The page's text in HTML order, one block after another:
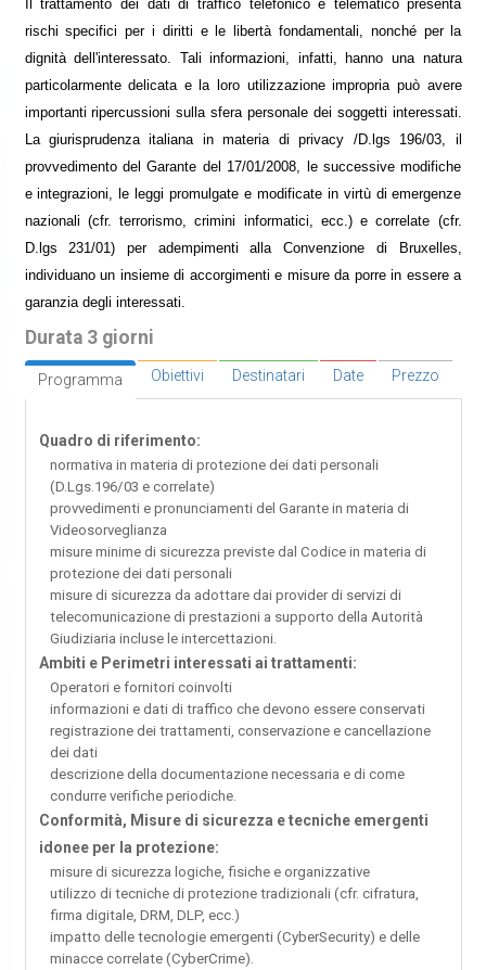
Il trattamento dei dati di traffico telefonico e telematico presenta
rischi specifici per i diritti e le libertà fondamentali, nonché per la
dignità dell'interessato. Tali informazioni, infatti, hanno una natura
particolarmente delicata e la loro utilizzazione impropria può avere
importanti ripercussioni sulla sfera personale dei soggetti interessati.
La giurisprudenza italiana in materia di privacy /D.lgs 196/03, il
provvedimento del Garante del 17/01/2008, le successive modifiche
e integrazioni, le leggi promulgate e modificate in virtù di emergenze
nazionali (cfr. terrorismo, crimini informatici, ecc.) e correlate (cfr.
D.lgs 231/01) per adempimenti alla Convenzione di Bruxelles,
individuano un insieme di accorgimenti e misure da porre in essere a
garanzia degli interessati.
Durata 3 giorni
Programma Obiettivi Destinatari Date Prezzo
Quadro di riferimento:
normativa in materia di protezione dei dati personali
(D.Lgs.196/03 e correlate)
provvedimenti e pronunciamenti del Garante in materia di
Videosorveglianza
misure minime di sicurezza previste dal Codice in materia di
protezione dei dati personali
misure di sicurezza da adottare dai provider di servizi di
telecomunicazione di prestazioni a supporto della Autorità
Giudiziaria incluse le intercettazioni.
Ambiti e Perimetri interessati ai trattamenti:
Operatori e fornitori coinvolti
informazioni e dati di traffico che devono essere conservati
registrazione dei trattamenti, conservazione e cancellazione
dei dati
descrizione della documentazione necessaria e di come
condurre verifiche periodiche.
Conformità, Misure di sicurezza e tecniche emergenti
idonee per la protezione:
misure di sicurezza logiche, fisiche e organizzative
utilizzo di tecniche di protezione tradizionali (cfr. cifratura,
firma digitale, DRM, DLP, ecc.)
impatto delle tecnologie emergenti (CyberSecurity) e delle
minacce correlate (CyberCrime).